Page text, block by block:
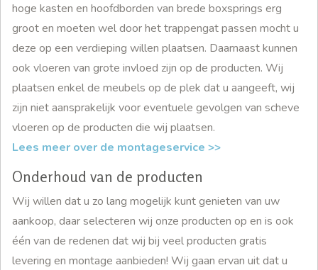
hoge kasten en hoofdborden van brede boxsprings erg
groot en moeten wel door het trappengat passen mocht u
deze op een verdieping willen plaatsen. Daarnaast kunnen
ook vloeren van grote invloed zijn op de producten. Wij
plaatsen enkel de meubels op de plek dat u aangeeft, wij
zijn niet aansprakelijk voor eventuele gevolgen van scheve
vloeren op de producten die wij plaatsen.
Lees meer over de montageservice >>
Onderhoud van de producten
Wij willen dat u zo lang mogelijk kunt genieten van uw
aankoop, daar selecteren wij onze producten op en is ook
één van de redenen dat wij bij veel producten gratis
levering en montage aanbieden! Wij gaan ervan uit dat u